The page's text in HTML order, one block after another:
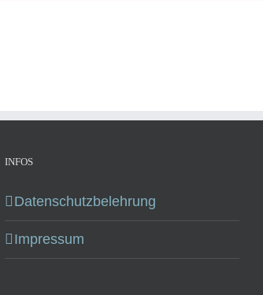
INFOS
Datenschutzbelehrung
Impressum